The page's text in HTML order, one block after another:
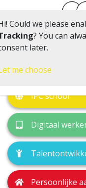
IPC school
Digitaal
Persoonlijke
Could we please
? You can
later.
me choose